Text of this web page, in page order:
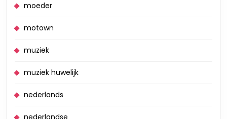
moeder
motown
muziek
muziek huwelijk
nederlands
nederlandse